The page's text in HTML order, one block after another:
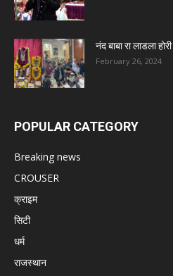
नंद बाबा रा लाडला
February 26, 2024
POPULAR CATEGORY
Breaking news
CROUSER
क्राइम
सिटी
धर्म
राजस्थान